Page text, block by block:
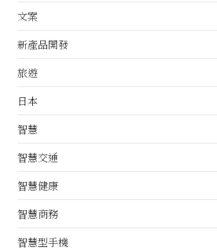
文案
新產品開發
旅遊
日本
智慧
智慧交通
智慧健康
智慧商務
智慧型手機